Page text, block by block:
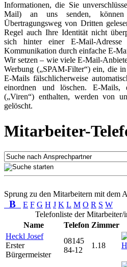
Informationen, die Sie
Mail) an uns senden, können
Übertragungsweg von Dritten
Regel auch Ihre Identität nicht
sich hinter einer E-Mail-Adresse
Kommunikation durch einfache E-
Wir setzen – wie viele E-Mail-
Werbung („SPAM-Filter“) ein, die
E-Mails fälschlicherweise
einordnen und löschen. E-Mails,
(„Viren“) enthalten, werden von
gelöscht.
Mitarbeiter-
Sprung zu den Mitarbeitern mit dem
B E F G H J K L M O R S W
Telefonliste der Mitarbeiter/
Name
Telefon Zimmer
Heckl Josef
Erster
Bürgermeister
08145
84-12
1.18